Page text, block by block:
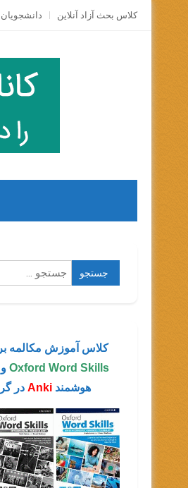
Skip
کلاس بحث آزاد آنلاين دانشجویان
جستجو
برای:
کلاس آموزش مکالمه
Oxford Word Skills
هوشمند Anki در گروه